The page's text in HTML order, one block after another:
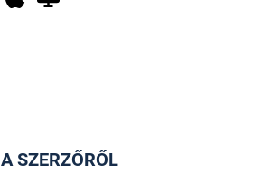
A SZERZŐRŐL